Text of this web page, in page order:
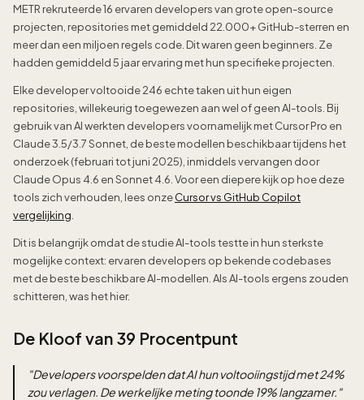
METR rekruteerde 16 ervaren developers van grote open-source
projecten, repositories met gemiddeld 22.000+ GitHub-sterren en
meer dan een miljoen regels code. Dit waren geen beginners. Ze
hadden gemiddeld 5 jaar ervaring met hun specifieke projecten.
Elke developer voltooide 246 echte taken uit hun eigen
repositories, willekeurig toegewezen aan wel of geen AI-tools. Bij
gebruik van AI werkten developers voornamelijk met Cursor Pro en
Claude 3.5/3.7 Sonnet, de beste modellen beschikbaar tijdens het
onderzoek (februari tot juni 2025), inmiddels vervangen door
Claude Opus 4.6 en Sonnet 4.6. Voor een diepere kijk op hoe deze
tools zich verhouden, lees onzeCursor vs GitHub Copilot
vergelijking
Dit is belangrijk omdat de studie AI-tools testte in hun sterkste
mogelijke context: ervaren developers op bekende codebases
met de beste beschikbare AI-modellen. Als AI-tools ergens zouden
schitteren, was het hier.
De Kloof van 39 Procentpunt
"Developers voorspelden dat AI hun voltooiingstijd met 24%
zou verlagen. De werkelijke meting toonde 19% langzamer. "